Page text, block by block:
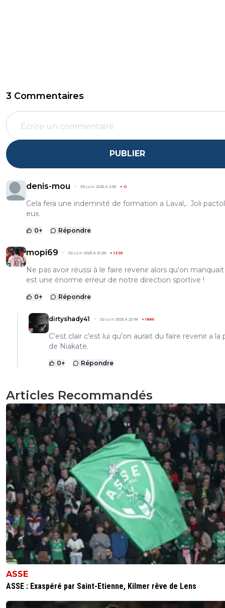
3 Commentaires
PUBLIER
denis-mou 03 juin 2025 à 2:33 + 0
Cela fera une indemnité de formation a Laval,.. Joli
eux.
0+ Répondre
mopi69 02 juin 2025 à 21:28 +1293
Ne pas avoir réussi à le faire revenir alors qu'on
est une énorme erreur de notre direction sportive !
0+ Répondre
dirtyshady41 02 juin 2025 à 22:18 +1886
C'est clair c'est lui qu'on aurait du faire revenir a la
de Niakate.
0+ Répondre
Articles Recommandés
ASSE
ASSE : Exaspéré par Saint-Etienne, Kilmer rêve de Lens